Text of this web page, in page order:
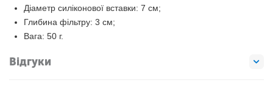
Діаметр силіконової вставки: 7 см;
Глибина фільтру: 3 см;
Вага: 50 г.
Відгуки